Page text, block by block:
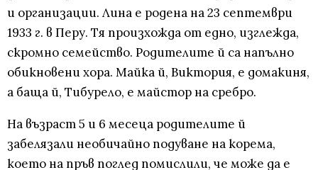
и организации. Лина е родена на 23 септември
1933 г. в Перу. Тя произхожда от едно, изглежда,
скромно семейство. Родителите й са напълно
обикновени хора. Майка й, Виктория, е домакиня,
а баща й, Тибурело, е майстор на сребро.
На възраст 5 и 6 месеца родителите й
забелязали необичайно подуване на корема,
което на пръв поглед помислили, че може да е